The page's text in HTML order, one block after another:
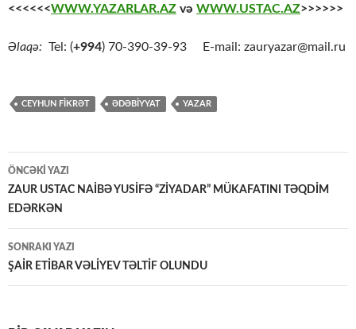
<<<<<<WWW.YAZARLAR.AZ və WWW.USTAC.AZ>>>>>>
Əlaqə: Tel: (+994) 70-390-39-93 E-mail: zauryazar@mail.ru
CEYHUN FİKRƏT ƏDƏBİYYAT YAZAR
Yazılar
üzrə
ÖNCƏKI YAZI
ZAUR USTAC NAİBƏ YUSİFƏ “ZİYADAR” MÜKAFATINI TƏQDİM
EDƏRKƏN
SONRAKI YAZI
ŞAİR ETİBAR VƏLİYEV TƏLTİF OLUNDU